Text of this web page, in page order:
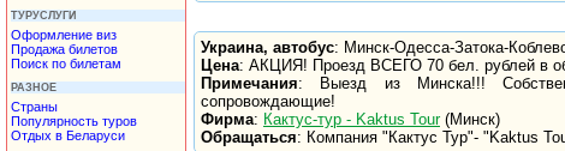
ТУРУСЛУГИ
Оформление виз
Продажа билетов
Поиск по билетам
РАЗНОЕ
Страны
Популярность туров
Отдых в Беларуси
Украина, автобус: Минск-Одесса-Затока-
Цена: АКЦИЯ! Проезд ВСЕГО 70 бел. рублей в
Примечания: Выезд из Минска!!!
сопровождающие!
Фирма: Кактус-тур - Kaktus Tour(Минск)
Обращаться: Компания "Кактус Тур"- "Kaktus